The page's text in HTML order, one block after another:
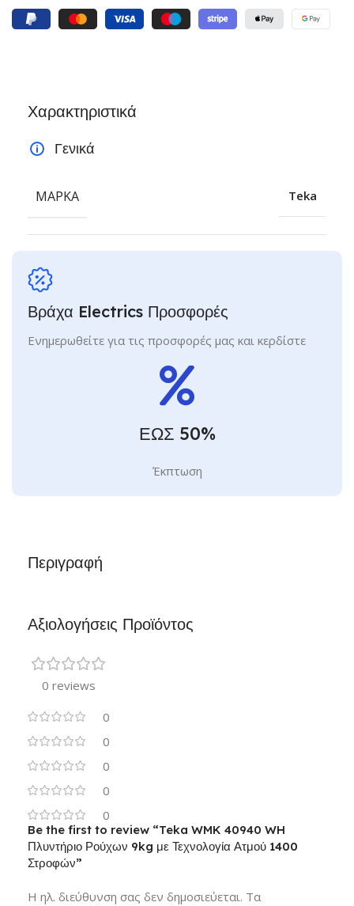
Περιγραφή
Χαρακτηριστικά
Γενικά
ΜΆΡΚΑ Teka
Βράχα Electrics Προσφορές
Ενημερωθείτε για τις προσφορές μας και κερδίστε
ΕΩΣ 50%
Έκπτωση
Αξιολογήσεις Προϊόντος
0 reviews
0
0
0
0
0
Be the first to review “Teka WMK 40940 WH
Πλυντήριο Ρούχων 9kg με Τεχνολογία Ατμού 1400
Στροφών”
Η ηλ. διεύθυνση σας δεν δημοσιεύεται. Τα